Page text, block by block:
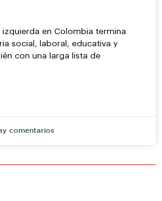
izquierda en Colombia termina
social, laboral, educativa y
con una larga lista de
comentarios